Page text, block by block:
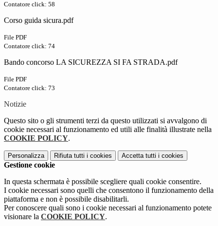
Contatore click: 58
Corso guida sicura.pdf
File PDF
Contatore click: 74
Bando concorso LA SICUREZZA SI FA STRADA.pdf
File PDF
Contatore click: 73
Notizie
Questo sito o gli strumenti terzi da questo utilizzati si avvalgono di
cookie necessari al funzionamento ed utili alle finalità illustrate nella
COOKIE POLICY.
Personalizza Rifiuta tutti i cookies Accetta tutti i cookies
Gestione cookie
In questa schermata è possibile scegliere quali cookie consentire.
I cookie necessari sono quelli che consentono il funzionamento della
piattaforma e non è possibile disabilitarli.
Per conoscere quali sono i cookie necessari al funzionamento potete
visionare la COOKIE POLICY.